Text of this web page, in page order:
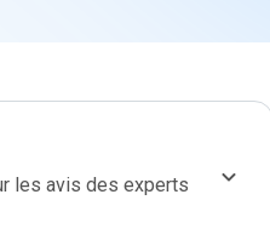
les avis des experts